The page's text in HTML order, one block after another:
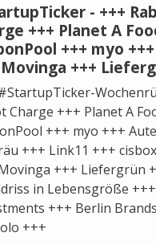
- +++
+++ Planet A
+++ myo
Movinga +++
Charge +++ Planet A
+++ myo +++
+++ Link11 +++
+++ Liefergrün
in Lebensgröße +++
+++ Berlin
+++